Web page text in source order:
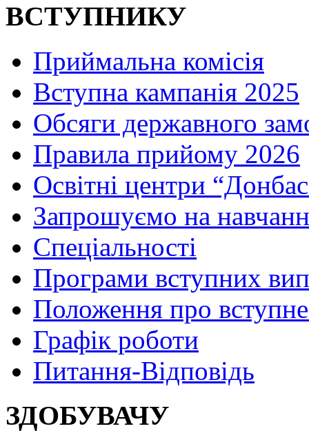
ВСТУПНИКУ
Приймальна комісія
Вступна кампанія 2025
Обсяги державного
Правила прийому 2026
Освітні центри
Запрошуємо на
Спеціальності
Програми вступних
Положення про
Графік роботи
Питання-Відповідь
ЗДОБУВАЧУ